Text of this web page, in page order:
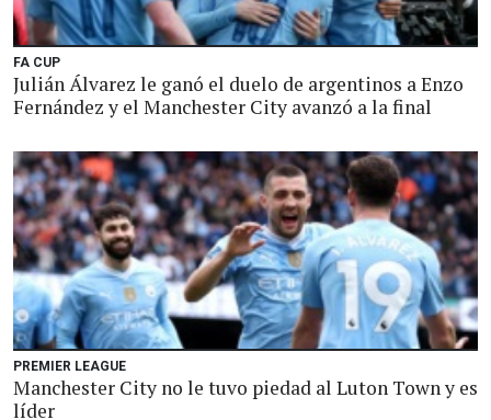
FA CUP
Julián Álvarez le ganó el duelo de argentinos a Enzo
Fernández y el Manchester City avanzó a la final
PREMIER LEAGUE
Manchester City no le tuvo piedad al Luton Town y es
líder